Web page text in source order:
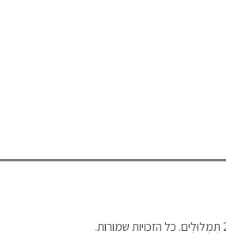
תִּמְלוּלִים. כל הזכויות שמורות.